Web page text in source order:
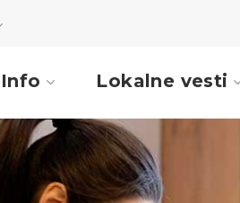
Info Lokalne vesti